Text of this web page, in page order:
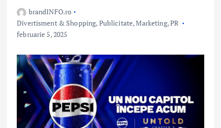
brandINFO.ro
Divertisment & Shopping, Publicitate, Marketing, PR
februarie 5, 2025